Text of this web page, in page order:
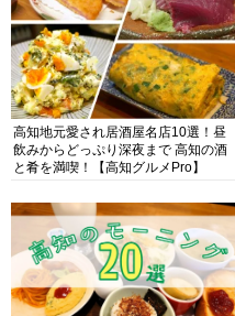
高知地元愛され居酒屋名店10選！昼
飲みからどっぷり深夜まで 高知の酒
と肴を満喫！【高知グルメPro】